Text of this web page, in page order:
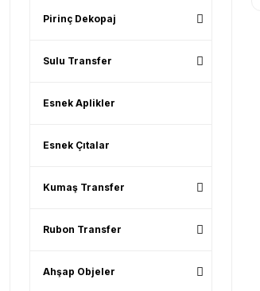
Pirinç Dekopaj
Sulu Transfer
Esnek Aplikler
Esnek Çıtalar
Kumaş Transfer
Rubon Transfer
Ahşap Objeler